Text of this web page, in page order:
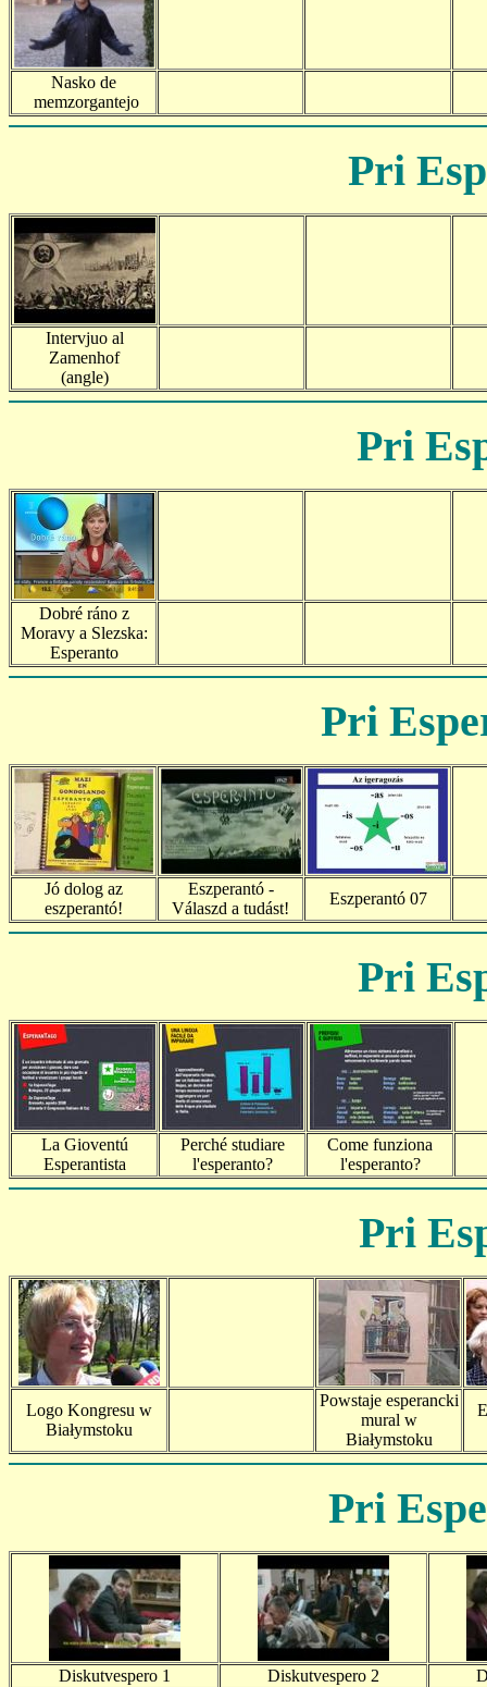
Nasko de
memzorgantejo
Pri
Intervjuo al
Zamenhof
(angle)
Pri
Dobré ráno z
Moravy a Slezska:
Esperanto
Pri
Jó dolog az
eszperantó!
Eszperantó -
Válaszd a tudást!
Eszperantó 07
Pri
La Gioventú
Esperantista
Perché studiare
l'esperanto?
Come funziona
l'esperanto?
Pri
Logo Kongresu w
Białymstoku
Powstaje esperancki
mural w
Białymstoku
Pri
Diskutvespero 1 Diskutvespero 2